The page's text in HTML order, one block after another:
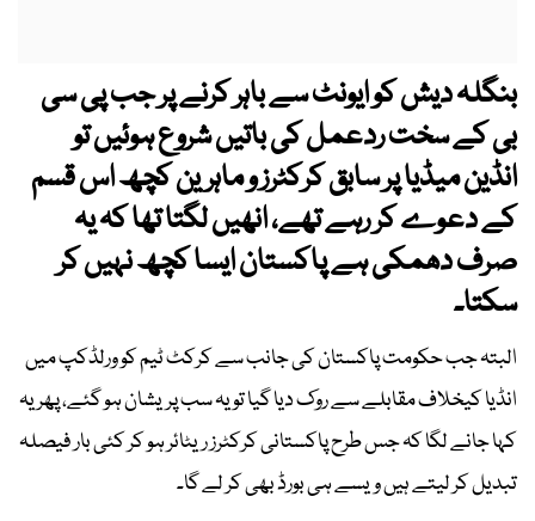
بنگلہ دیش کو ایونٹ سے باہر کرنے پر جب پی سی
بی کے سخت ردعمل کی باتیں شروع ہوئیں تو
انڈین میڈیا پر سابق کرکٹرز و ماہرین کچھ اس قسم
کے دعوے کر رہے تھے، انھیں لگتا تھا کہ یہ
صرف دھمکی ہے پاکستان ایسا کچھ نہیں کر
سکتا۔
البتہ جب حکومت پاکستان کی جانب سے کرکٹ ٹیم کو ورلڈکپ میں
انڈیا کیخلاف مقابلے سے روک دیا گیا تو یہ سب پریشان ہو گئے، پھر یہ
کہا جانے لگا کہ جس طرح پاکستانی کرکٹرز ریٹائر ہو کر کئی بار فیصلہ
تبدیل کر لیتے ہیں ویسے ہی بورڈ بھی کر لے گا۔